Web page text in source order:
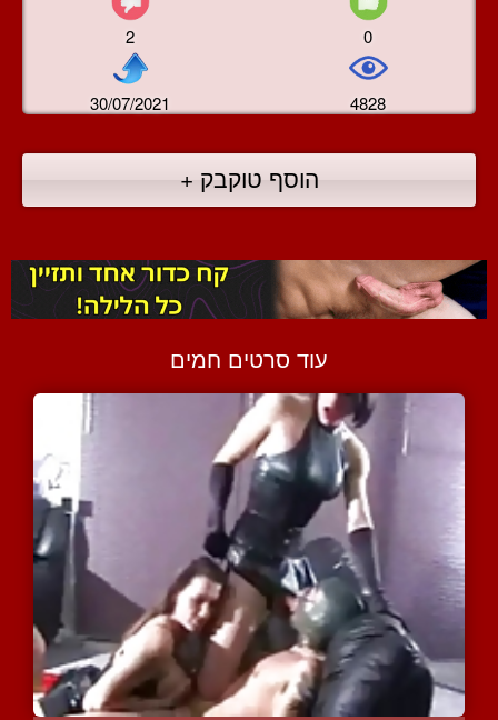
2 0
30/07/2021 4828
הוסף טוקבק +
עוד סרטים חמים